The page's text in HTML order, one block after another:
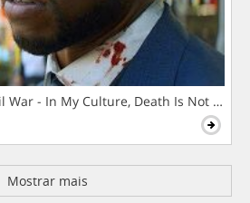
War - In My Culture, Death Is Not The
Mostrar mais